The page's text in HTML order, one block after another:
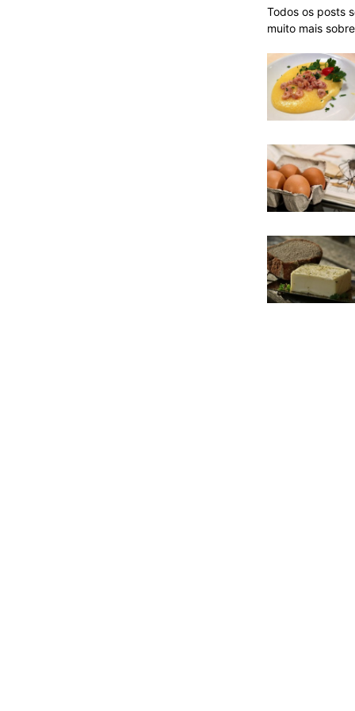
Todos os posts
muito mais